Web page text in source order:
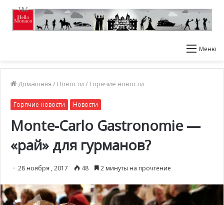
Меню
Домашняя / Новости / Горячие новости
Горячие новости Новости
Monte-Carlo Gastronomie —
«рай» для гурманов?
28 ноября , 2017 48 2 минуты на прочтение